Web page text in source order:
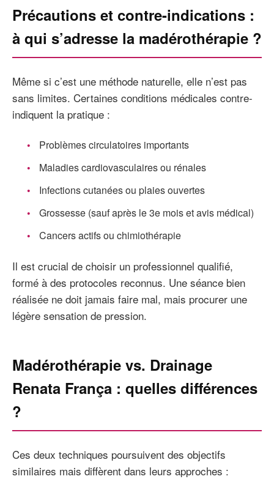
Précautions et contre-indications :
à qui s’adresse la madérothérapie ?
Même si c’est une méthode naturelle, elle n’est pas
sans limites. Certaines conditions médicales contre-
indiquent la pratique :
Problèmes circulatoires importants
Maladies cardiovasculaires ou rénales
Infections cutanées ou plaies ouvertes
Grossesse (sauf après le 3e mois et avis médical)
Cancers actifs ou chimiothérapie
Il est crucial de choisir un professionnel qualifié,
formé à des protocoles reconnus. Une séance bien
réalisée ne doit jamais faire mal, mais procurer une
légère sensation de pression.
Madérothérapie vs. Drainage
Renata França : quelles différences
?
Ces deux techniques poursuivent des objectifs
similaires mais diffèrent dans leurs approches :